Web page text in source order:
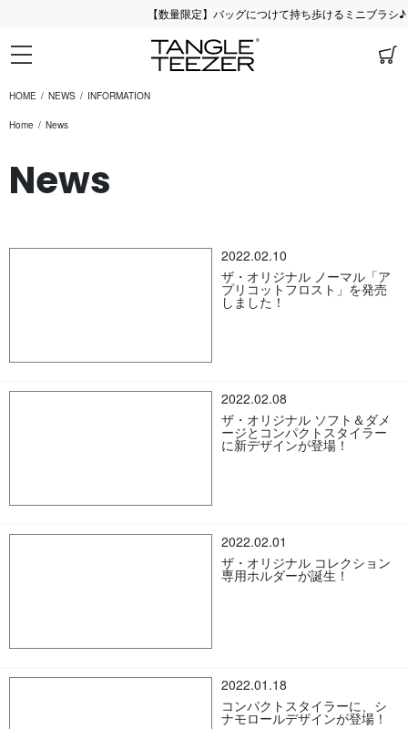
【数量限定】バッグにつけて持ち歩けるミニブラシ♪
HOME NEWS INFORMATION
Home News
News
2022.02.10
ザ・オリジナル ノーマル「ア
プリコットフロスト」を発売
しました！
2022.02.08
ザ・オリジナル ソフト＆ダメ
ージとコンパクトスタイラー
に新デザインが登場！
2022.02.01
ザ・オリジナル コレクション
専用ホルダーが誕生！
2022.01.18
コンパクトスタイラーに、シ
ナモロールデザインが登場！